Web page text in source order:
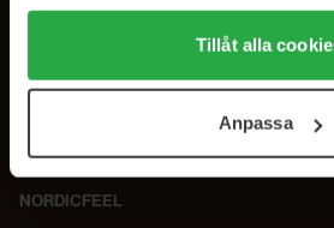
Genom att trycka på "Tillåt alla
alla cookies, medan du under
användningen av cookies. Du kan
samt vår Integritetspolicy.
Tillåt alla
Anpassa
NORDICFEEL